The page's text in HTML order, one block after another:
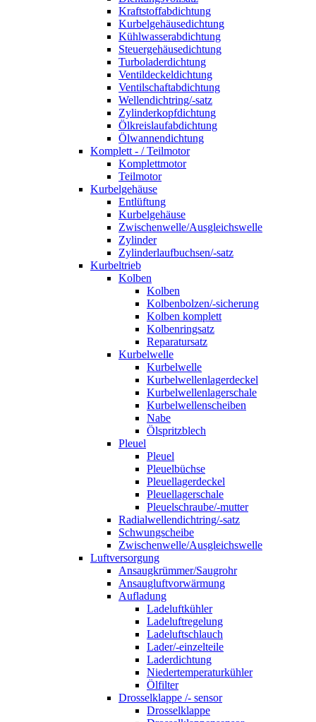
Kraftstoffabdichtung
Kurbelgehäusedichtung
Kühlwasserabdichtung
Steuergehäusedichtung
Turboladerdichtung
Ventildeckeldichtung
Ventilschaftabdichtung
Wellendichtring/-satz
Zylinderkopfdichtung
Ölkreislaufabdichtung
Ölwannendichtung
Komplett - / Teilmotor
Komplettmotor
Teilmotor
Kurbelgehäuse
Entlüftung
Kurbelgehäuse
Zwischenwelle/Ausgleichswelle
Zylinder
Zylinderlaufbuchsen/-satz
Kurbeltrieb
Kolben
Kolben
Kolbenbolzen/-sicherung
Kolben komplett
Kolbenringsatz
Reparatursatz
Kurbelwelle
Kurbelwelle
Kurbelwellenlagerdeckel
Kurbelwellenlagerschale
Kurbelwellenscheiben
Nabe
Ölspritzblech
Pleuel
Pleuel
Pleuelbüchse
Pleuellagerdeckel
Pleuellagerschale
Pleuelschraube/-mutter
Radialwellendichtring/-satz
Schwungscheibe
Zwischenwelle/Ausgleichswelle
Luftversorgung
Ansaugkrümmer/Saugrohr
Ansaugluftvorwärmung
Aufladung
Ladeluftkühler
Ladeluftregelung
Ladeluftschlauch
Lader/-einzelteile
Laderdichtung
Niedertemperaturkühler
Ölfilter
Drosselklappe /- sensor
Drosselklappe